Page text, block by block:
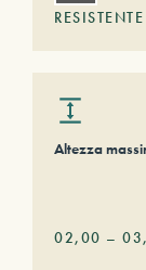
Altezza
02,00 –